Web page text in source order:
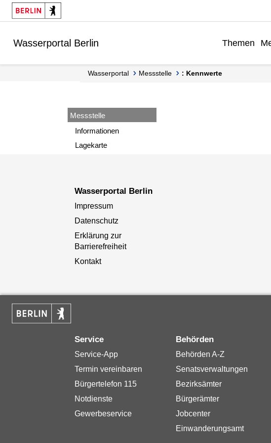
Springe zur Navigation
Springe zum Inhalt
Wasserportal Berlin Themen
Wasserportal Messstelle : Kennwerte
Messstelle
Informationen
Lagekarte
Wasserportal Berlin
Impressum
Datenschutz
Erklärung zur
Barrierefreiheit
Kontakt
Service
Service-App
Termin vereinbaren
Bürgertelefon 115
Notdienste
Gewerbeservice
Behörden
Behörden A-Z
Senatsverwaltungen
Bezirksämter
Bürgerämter
Jobcenter
Einwanderungsamt